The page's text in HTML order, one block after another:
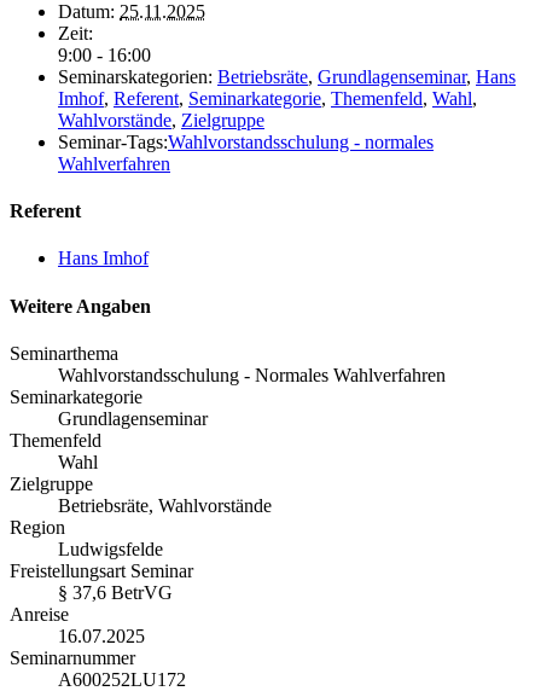
Datum: 25.11.2025
Zeit:
9:00 - 16:00
Seminarskategorien: Betriebsräte, Grundlagenseminar, Hans
Imhof, Referent, Seminarkategorie, Themenfeld, Wahl,
Wahlvorstände, Zielgruppe
Seminar-Tags:Wahlvorstandsschulung - normales
Wahlverfahren
Referent
Hans Imhof
Weitere Angaben
Seminarthema
Wahlvorstandsschulung - Normales Wahlverfahren
Seminarkategorie
Grundlagenseminar
Themenfeld
Wahl
Zielgruppe
Betriebsräte, Wahlvorstände
Region
Ludwigsfelde
Freistellungsart Seminar
§ 37,6 BetrVG
Anreise
16.07.2025
Seminarnummer
A600252LU172